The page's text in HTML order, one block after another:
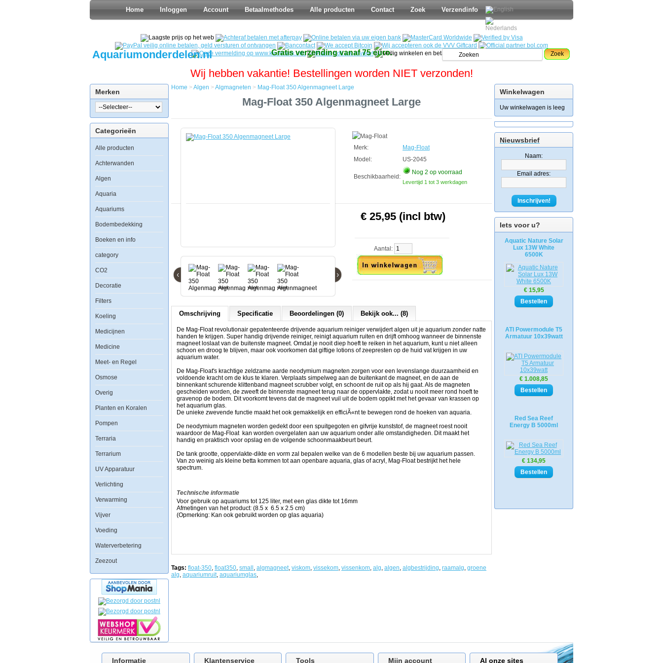
Home Inloggen Account Betaalmethodes Alle producten Contact Zoek Verzendinfo
Aquariumonderdelen.nl Gratis verzending vanaf 75 euro. Zoek
Wij hebben vakantie! Bestellingen worden NIET verzonden!
Merken
Categorieën
Alle producten
Achterwanden
Algen
Aquaria
Aquariums
Bodembedekking
Boeken en info
category
CO2
Decoratie
Filters
Koeling
Medicijnen
Medicine
Meet- en Regel
Osmose
Overig
Planten en Koralen
Pompen
Terraria
Terrarium
UV Apparatuur
Verlichting
Verwarming
Vijver
Voeding
Waterverbetering
Zeezout
Winkelwagen
Uw winkelwagen is leeg
Nieuwsbrief
Naam:
Email adres:
Inschrijven!
Iets voor u?
Aquatic Nature Solar
Lux 13W White
6500K
€ 15,95
ATI Powermodule T5
Armatuur 10x39watt
€ 1.008,85
Red Sea Reef
Energy B 5000ml
€ 134,95
Mag-
Float
350
Float
Float
revolutionair
gepatenteerde
drijvende
reiniger
verwijdert
aquarium
zonder
natte
handen
krijgen.
Super
handig
drijvende
reiniger,
reinigt
ruiten
en
drijft
omhoog
wanneer
de
binnenste
magneet
de
buitenste
magneet.
Omdat
reiken
het
aquarium,
ook
Home > Algen > Algmagneten > Mag-Float 350 Algenmagneet Large
Mag-Float 350 Algenmagneet Large
‹ ›
Merk:
Mag-Float
Model:
US-2045
Beschikbaarheid:
Nog 2 op voorraad
Levertijd 1 tot 3 werkdagen
€ 25,95 (incl btw)
Aantal:
Omschrijving Specificatie Beoordelingen (0) Bekijk ook... (8)
De Mag-Float revolutionair gepatenteerde drijvende aquarium reiniger verwijdert algen uit je aquarium zonder natte
handen te krijgen. Super handig drijvende reiniger, reinigt aquarium ruiten en drijft omhoog wanneer de binnenste
magneet loslaat van de buitenste magneet. Omdat je nooit diep hoeft te reiken in het aquarium, kunt u niet alleen
schoon en droog te blijven, maar ook voorkomen dat giftige lotions of zeepresten op de huid vat krijgen in uw
aquarium water.
De Mag-Float's krachtige zeldzame aarde neodymium magneten zorgen voor een levenslange duurzaamheid en
voldoende kracht om de klus te klaren. Verplaats simpelweg aan de buitenkant de magneet, en de aan de
binnenkant schurende klittenband magneet scrubber volgt, en schoont de ruit op als hij gaat. Als de magneten
gescheiden worden, de zweeft de binnenste magneet terug naar de oppervlakte, zodat u nooit meer rond hoeft te
gravenop de bodem. Dit voorkomt tevens dat de magneet vuil uit de bodem oppikt met het gevaar van krassen op
het aquarium glas.
De unieke zwevende functie maakt het ook gemakkelijk en efficiÃ«nt te bewegen rond de hoeken van aquaria.
De neodymium magneten worden gedekt door een spuitgegoten en gifvrije kunststof, de magneet roest nooit
waardoor de Mag-Float kan worden overgelaten aan uw aquarium onder alle omstandigheden. Dit maakt het
handig en praktisch voor opslag en de volgende schoonmaakbeurt beurt.
De tank grootte, oppervlakte-dikte en vorm zal bepalen welke van de 6 modellen beste bij uw aquarium passen.
Van zo weinig als kleine betta kommen tot aan openbare aquaria, glas of acryl, Mag-Float bestrijkt het hele
spectrum.
Technische informatie
Voor gebruik op aquariums tot 125 liter, met een glas dikte tot 16mm
Afmetingen van het product: (8.5 x 6.5 x 2.5 cm)
(Opmerking: Kan ook gebruikt worden op glas aquaria)
Tags: float-350, float350, small , algmagneet, viskom, vissekom, vissenkom, alg, algen, algbestrijding, raamalg, groene
alg, aquariumruit, aquariumglas,
Informatie Klantenservice Tools Mijn account Al onze sites